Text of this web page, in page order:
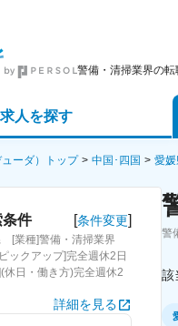
警備・清掃業界の
求人を探す
す
す
ーダ）トップ 中国･四国 愛
件 [条件変更]
[業種]警備・清掃業界
ックアップ]完全週休2日
日・働き方)完全週休2
詳細を見る
警
該